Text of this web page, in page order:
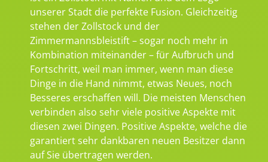
unserer Stadt die perfekte Fusion. Gleichzeitig
stehen der Zollstock und der
Zimmermannsbleistift – sogar noch mehr in
Kombination miteinander – für Aufbruch und
Fortschritt, weil man immer, wenn man diese
Dinge in die Hand nimmt, etwas Neues, noch
Besseres erschaffen will. Die meisten Menschen
verbinden also sehr viele positive Aspekte mit
diesen zwei Dingen. Positive Aspekte, welche die
garantiert sehr dankbaren neuen Besitzer dann
auf Sie übertragen werden.